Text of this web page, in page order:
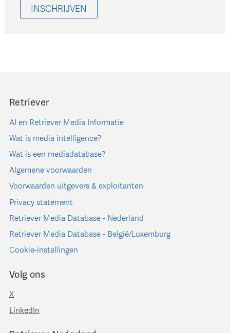
INSCHRIJVEN
Retriever
AI en Retriever Media Informatie
Wat is media intelligence?
Wat is een mediadatabase?
Algemene voorwaarden
Voorwaarden uitgevers & exploitanten
Privacy statement
Retriever Media Database - Nederland
Retriever Media Database - België/Luxemburg
Cookie-instellingen
Volg ons
X
LinkedIn